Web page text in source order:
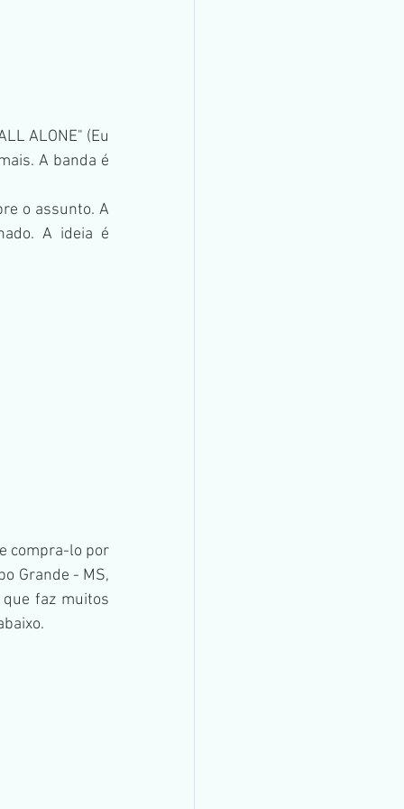
ALONE" (Eu
A banda é
o assunto. A
A ideia é
compra-lo por
Grande - MS,
faz muitos